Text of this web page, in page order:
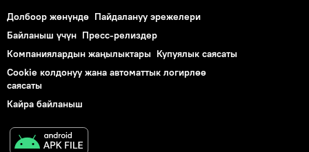
Долбоор жөнүндө Пайдалануу эрежелери
Байланыш үчүн Пресс-релиздер
Компаниялардын жаңылыктары Купуялык саясаты
Cookie колдонуу жана автоматтык логирлөө
саясаты
Кайра байланыш